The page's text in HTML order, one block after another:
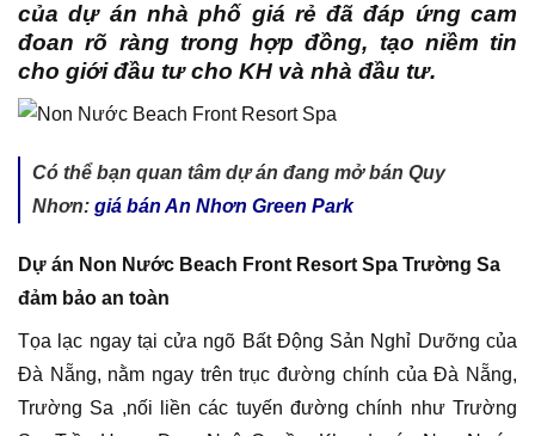
của dự án nhà phố giá rẻ đã đáp ứng cam
đoan rõ ràng trong hợp đồng, tạo niềm tin
cho giới đầu tư cho KH và nhà đầu tư.
Có thể bạn quan tâm dự án đang mở bán Quy
Nhơn: giá bán An Nhơn Green Park
Dự án Non Nước Beach Front Resort Spa Trường Sa
đảm bảo an toàn
Tọa lạc ngay tại cửa ngõ Bất Động Sản Nghỉ Dưỡng của
Đà Nẵng, nằm ngay trên trục đường chính của Đà Nẵng,
Trường Sa ,nối liền các tuyến đường chính như Trường